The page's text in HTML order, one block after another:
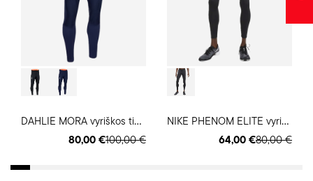
D
AHLIE MORA vyriškos timpos
100,00 €
80,00 €
N
IKE PHENOM ELITE vyriškos bėgimo timpos
80,00 €
64,00 €